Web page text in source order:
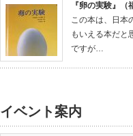
『卵の実験』（
この本は、日本
もいえる本だと
ですが…
イベント案内